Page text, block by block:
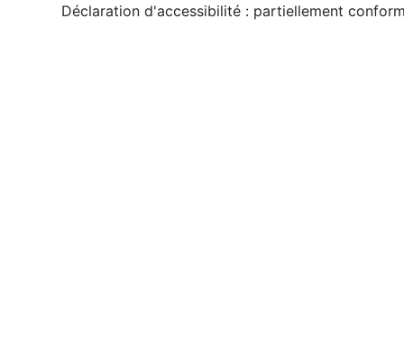
Déclaration d'accessibilité : partiellement